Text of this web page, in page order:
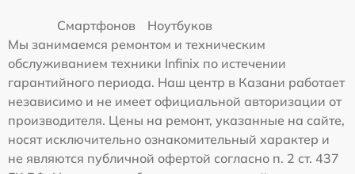
Смартфонов
Ноутбуков
Мы занимаемся ремонтом и техническим
обслуживанием техники Infinix по истечении
гарантийного периода. Наш центр в Казани работает
независимо и не имеет официальной авторизации от
производителя. Цены на ремонт, указанные на сайте,
носят исключительно ознакомительный характер и
не являются публичной офертой согласно п. 2 ст. 437